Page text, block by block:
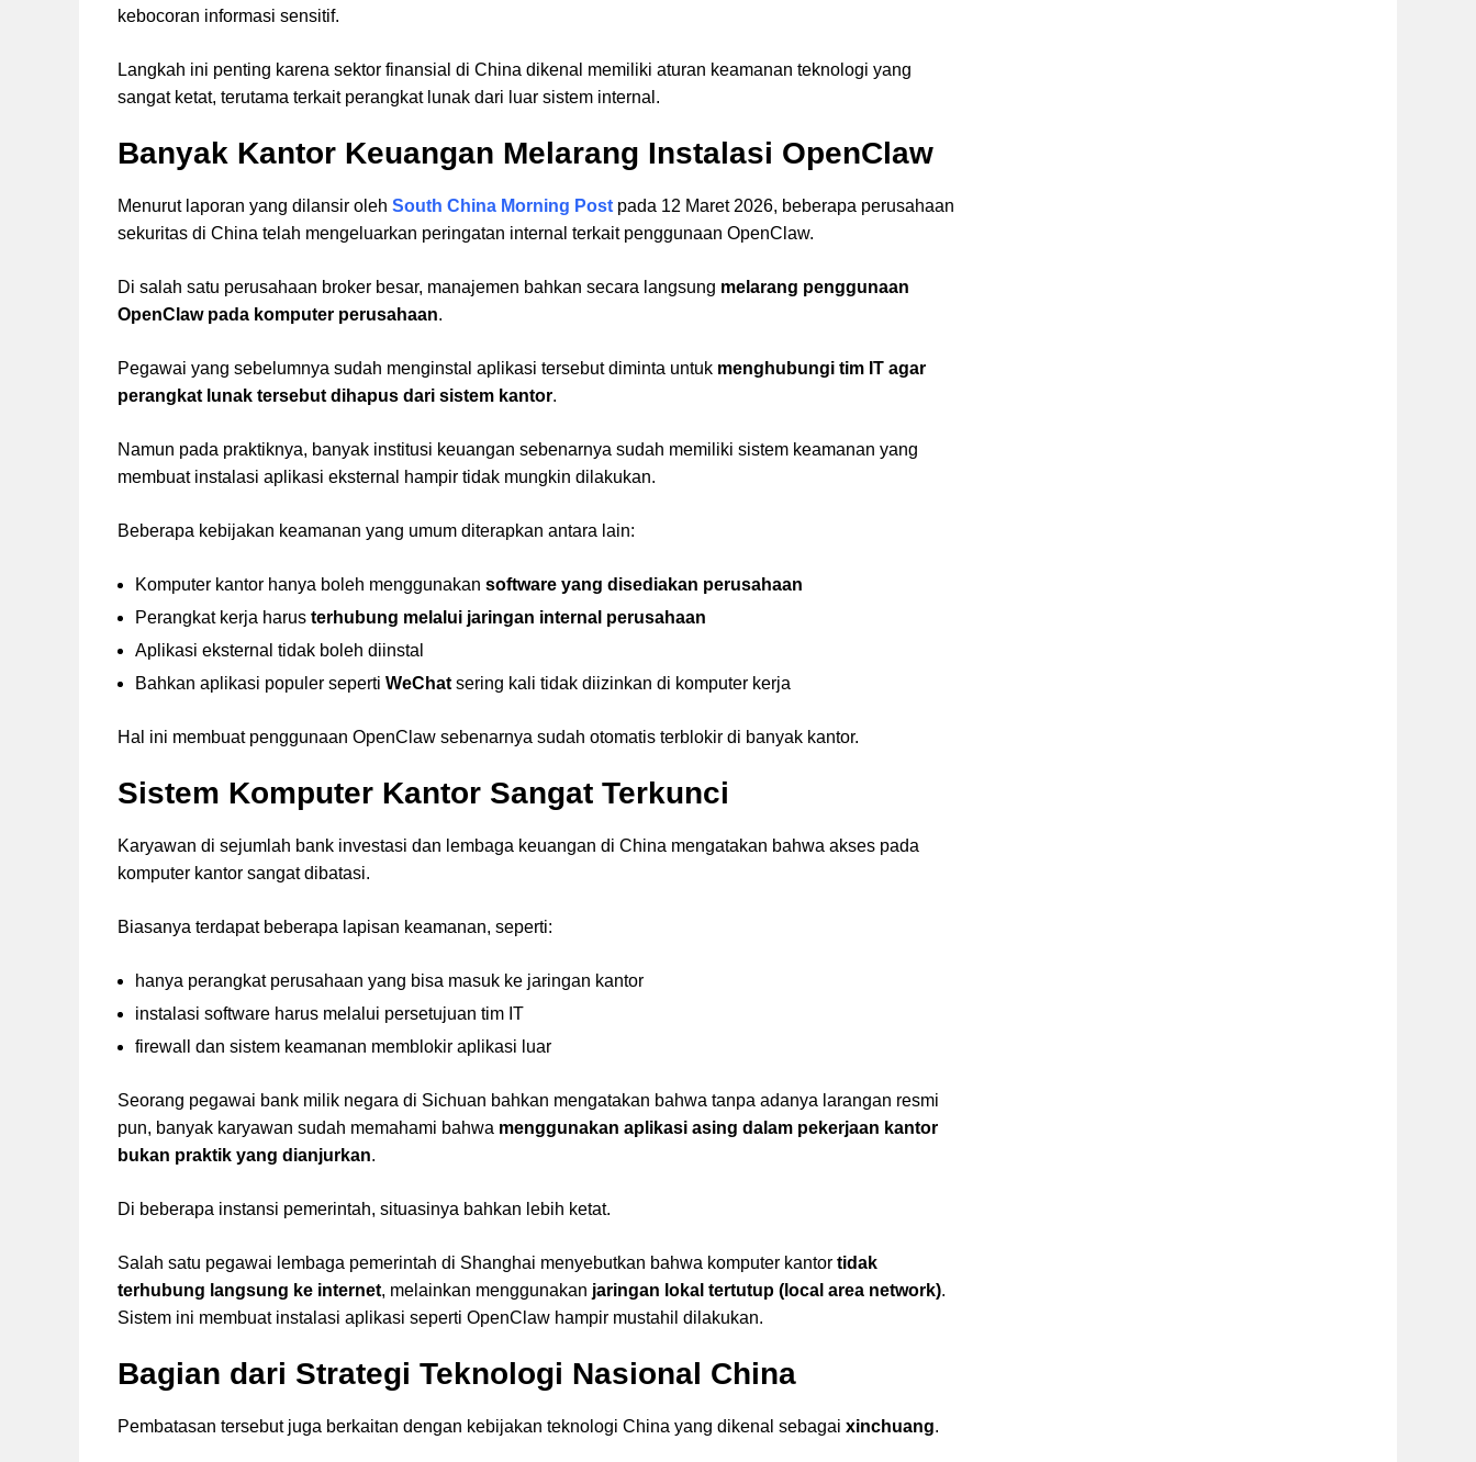
kebocoran informasi sensitif.
Langkah ini penting karena sektor finansial di China dikenal memiliki aturan keamanan teknologi yang
sangat ketat, terutama terkait perangkat lunak dari luar sistem internal.
Banyak Kantor Keuangan Melarang Instalasi OpenClaw
Menurut laporan yang dilansir oleh South China Morning Post pada 12 Maret 2026, beberapa perusahaan
sekuritas di China telah mengeluarkan peringatan internal terkait penggunaan OpenClaw.
Di salah satu perusahaan broker besar, manajemen bahkan secara langsung melarang penggunaan
OpenClaw pada komputer perusahaan.
Pegawai yang sebelumnya sudah menginstal aplikasi tersebut diminta untuk menghubungi tim IT agar
perangkat lunak tersebut dihapus dari sistem kantor.
Namun pada praktiknya, banyak institusi keuangan sebenarnya sudah memiliki sistem keamanan yang
membuat instalasi aplikasi eksternal hampir tidak mungkin dilakukan.
Beberapa kebijakan keamanan yang umum diterapkan antara lain:
Komputer kantor hanya boleh menggunakan software yang disediakan perusahaan
Perangkat kerja harus terhubung melalui jaringan internal perusahaan
Aplikasi eksternal tidak boleh diinstal
Bahkan aplikasi populer seperti WeChatsering kali tidak diizinkan di komputer kerja
Hal ini membuat penggunaan OpenClaw sebenarnya sudah otomatis terblokir di banyak kantor.
Sistem Komputer Kantor Sangat Terkunci
Karyawan di sejumlah bank investasi dan lembaga keuangan di China mengatakan bahwa akses pada
komputer kantor sangat dibatasi.
Biasanya terdapat beberapa lapisan keamanan, seperti:
hanya perangkat perusahaan yang bisa masuk ke jaringan kantor
instalasi software harus melalui persetujuan tim IT
firewall dan sistem keamanan memblokir aplikasi luar
Seorang pegawai bank milik negara di Sichuan bahkan mengatakan bahwa tanpa adanya larangan resmi
pun, banyak karyawan sudah memahami bahwa menggunakan aplikasi asing dalam pekerjaan kantor
bukan praktik yang dianjurkan.
Di beberapa instansi pemerintah, situasinya bahkan lebih ketat.
Salah satu pegawai lembaga pemerintah di Shanghai menyebutkan bahwa komputer kantor tidak
terhubung langsung ke internet, melainkan menggunakan jaringan lokal tertutup (local area network).
Sistem ini membuat instalasi aplikasi seperti OpenClaw hampir mustahil dilakukan.
Bagian dari Strategi Teknologi Nasional China
Pembatasan tersebut juga berkaitan dengan kebijakan teknologi China yang dikenal sebagai xinchuang.